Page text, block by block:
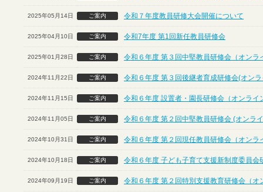
2025年05月14日 ご案内 令和７年度教員研修大会開催について
2025年04月10日 ご案内 令和7年度 第1回新任教員研修会
2025年01月28日 ご案内 令和６年度 第３回中堅教員研修会（オンラ
2024年11月22日 ご案内 令和６年度 第３回後継者育成研修会(オン
2024年11月15日 ご案内 令和６年度 設置者・園長研修会（オンライ
2024年11月05日 ご案内 令和６年度 第２回中堅教員研修会 (オンラ
2024年10月31日 ご案内 令和６年度 第２回現任教員研修会（オンラ
2024年10月18日 ご案内 令和６年度 子ども子育て支援新制度委員会
2024年09月19日 ご案内 令和６年度 第２回特別支援教育研修会（オ